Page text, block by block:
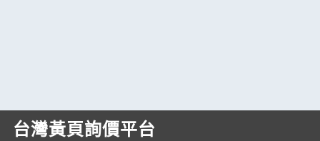
台灣黃頁詢價平台